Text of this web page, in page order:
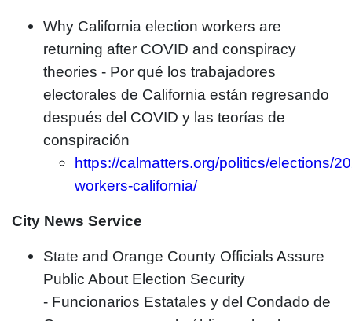
Why California election workers are
returning after COVID and conspiracy
theories - Por qué los trabajadores
electorales de California están regresando
después del COVID y las teorías de
conspiración
https://calmatters.org/politics/elections/
workers-california/
City News Service
State and Orange County Officials Assure
Public About Election Security
- Funcionarios Estatales y del Condado de